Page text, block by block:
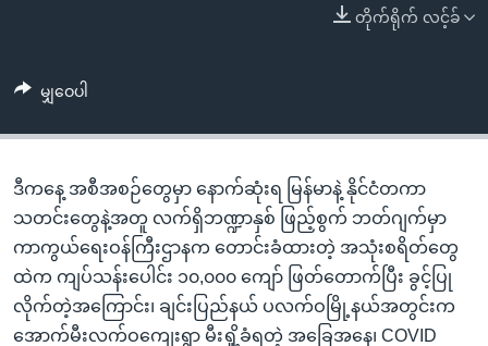
ကျော်
ရန်
ရန်
နေရာ
သို့
ကျော်
ရန်
တိုက်ရိုက် လင့်ခ်
မျှဝေပါ
ဒီကနေ့ အစီအစဉ်တွေမှာ နောက်ဆုံးရ မြန်မာနဲ့ နိုင်ငံတကာ
သတင်းတွေနဲ့အတူ လက်ရှိဘဏ္ဍာနှစ် ဖြည့်စွက် ဘတ်ဂျက်မှာ
ကာကွယ်ရေးဝန်ကြီးဌာနက တောင်းခံထားတဲ့ အသုံးစရိတ်တွေ
ထဲက ကျပ်သန်းပေါင်း ၁၀,၀၀၀ ကျော် ဖြတ်တောက်ပြီး ခွင့်ပြု
လိုက်တဲ့အကြောင်း၊ ချင်းပြည်နယ် ပလက်ဝမြို့နယ်အတွင်းက
အောက်မီးလက်ဝကျေးရွာ မီးရှို့ခံရတဲ့ အခြေအနေ၊ COVID